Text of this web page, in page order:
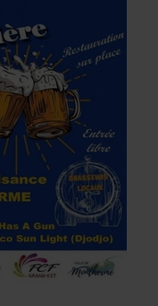
LA GÉNÉRATION Z ET LA
: LA VISION DU
| PODCAST – BRASSERIE
GRANDE RÉSERVE 2026